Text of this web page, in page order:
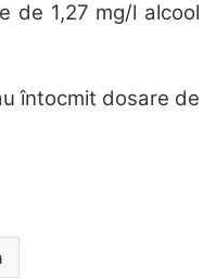
de 1,27 mg/l alcool
întocmit dosare de